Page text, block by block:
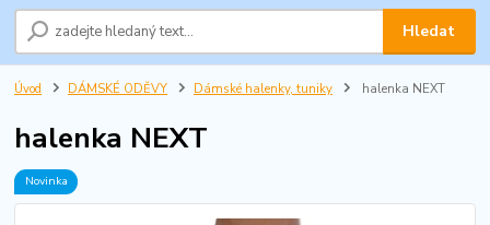
Hledat
Úvod DÁMSKÉ ODĚVY Dámské halenky, tuniky halenka NEXT
halenka NEXT
Novinka